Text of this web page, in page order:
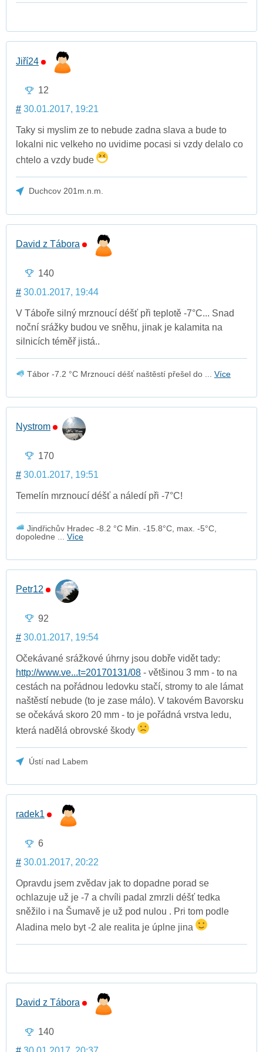
Jiří24
12
# 30.01.2017, 19:21
Taky si myslim ze to nebude zadna slava a bude to
lokalni nic velkeho no uvidime pocasi si vzdy delalo co
chtelo a vzdy bude
Duchcov 201m.n.m.
David z Tábora
140
# 30.01.2017, 19:44
V Táboře silný mrznoucí déšť při teplotě -7°C... Snad
noční srážky budou ve sněhu, jinak je kalamita na
silnicích téměř jistá..
Tábor -7.2 °C Mrznoucí déšť naštěstí přešel do ... Více
Nystrom
170
# 30.01.2017, 19:51
Temelín mrznoucí déšť a náledí při -7°C!
Jindřichův Hradec -8.2 °C Min. -15.8°C, max. -5°C,
dopoledne ... Více
Petr12
92
# 30.01.2017, 19:54
Očekávané srážkové úhrny jsou dobře vidět tady:
http://www.ve...t=20170131/08 - většinou 3 mm - to na
cestách na pořádnou ledovku stačí, stromy to ale lámat
naštěstí nebude (to je zase málo). V takovém Bavorsku
se očekává skoro 20 mm - to je pořádná vrstva ledu,
která nadělá obrovské škody
Ústí nad Labem
radek1
6
# 30.01.2017, 20:22
Opravdu jsem zvědav jak to dopadne porad se
ochlazuje už je -7 a chvíli padal zmrzli déšť tedka
sněžilo i na Šumavě je už pod nulou . Pri tom podle
Aladina melo byt -2 ale realita je úplne jina
David z Tábora
140